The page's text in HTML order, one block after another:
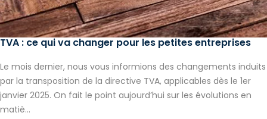
TVA : ce qui va changer pour les petites entreprises
Le mois dernier, nous vous informions des changements induits
par la transposition de la directive TVA, applicables dès le 1er
janvier 2025. On fait le point aujourd’hui sur les évolutions en
matiè...